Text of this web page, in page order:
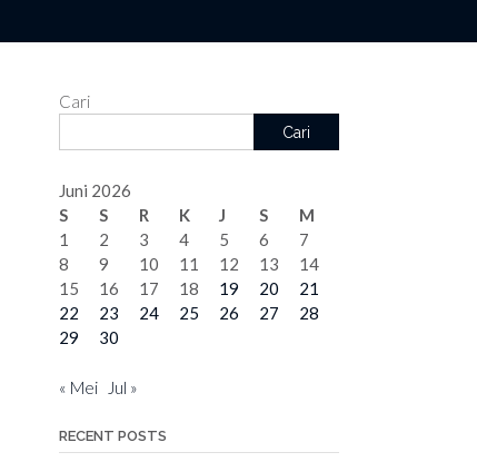
Cari
Cari
Juni 2026
S
S R K J S
M
1
2 3 4 5 6
7
8
9 10 11 12 13
14
15
16 17 18 19 20
21
22
23 24 25 26 27
28
29
30
« Mei Jul »
RECENT POSTS